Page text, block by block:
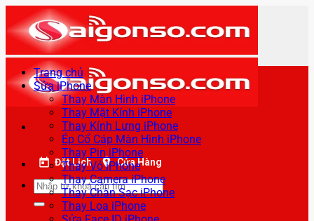
qua
nội
dung
Đặt Lịch Cửa Hàng
Tìm
kiếm:
Trang chủ
Sửa iPhone
Thay Màn Hình iPhone
Thay Mặt Kính iPhone
Thay Kính Lưng iPhone
Ép Cổ Cáp Màn Hình iPhone
Thay Pin iPhone
Thay Vỏ iPhone
Thay Camera iPhone
Thay Chân Sạc iPhone
Thay Loa iPhone